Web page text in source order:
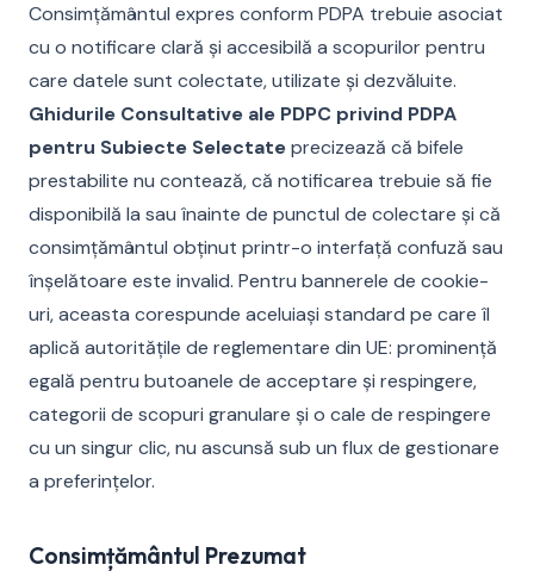
Consimțământul expres conform PDPA trebuie asociat
cu o notificare clară și accesibilă a scopurilor pentru
care datele sunt colectate, utilizate și dezvăluite.
Ghidurile Consultative ale PDPC privind PDPA
pentru Subiecte Selectateprecizează că bifele
prestabilite nu contează, că notificarea trebuie să fie
disponibilă la sau înainte de punctul de colectare și că
consimțământul obținut printr-o interfață confuză sau
înșelătoare este invalid. Pentru bannerele de cookie-
uri, aceasta corespunde aceluiași standard pe care îl
aplică autoritățile de reglementare din UE: prominență
egală pentru butoanele de acceptare și respingere,
categorii de scopuri granulare și o cale de respingere
cu un singur clic, nu ascunsă sub un flux de gestionare
a preferințelor.
Consimțământul Prezumat